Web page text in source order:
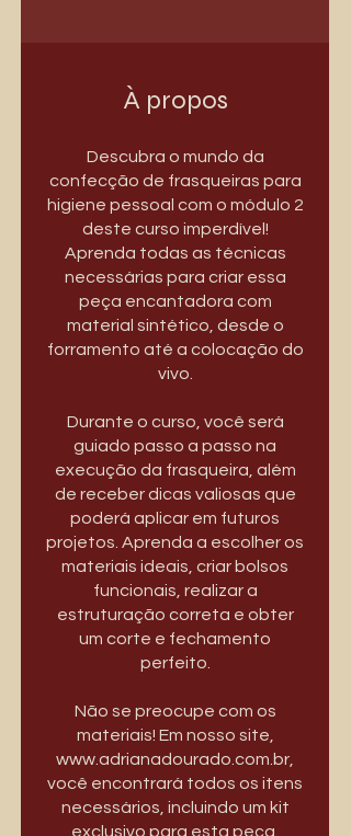
À propos
Descubra o mundo da
confecção de frasqueiras para
higiene pessoal com o módulo 2
deste curso imperdível!
Aprenda todas as técnicas
necessárias para criar essa
peça encantadora com
material sintético, desde o
forramento até a colocação do
vivo.
Durante o curso, você será
guiado passo a passo na
execução da frasqueira, além
de receber dicas valiosas que
poderá aplicar em futuros
projetos. Aprenda a escolher os
materiais ideais, criar bolsos
funcionais, realizar a
estruturação correta e obter
um corte e fechamento
perfeito.
Não se preocupe com os
materiais! Em nosso site,
www.adrianadourado.com.br,
você encontrará todos os itens
necessários, incluindo um kit
exclusivo para esta peça.